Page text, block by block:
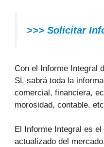
>>> Solicitar
Con el Informe Integral
SL sabrá toda la
comercial, financiera,
morosidad, contable,
El Informe Integral es
actualizado del